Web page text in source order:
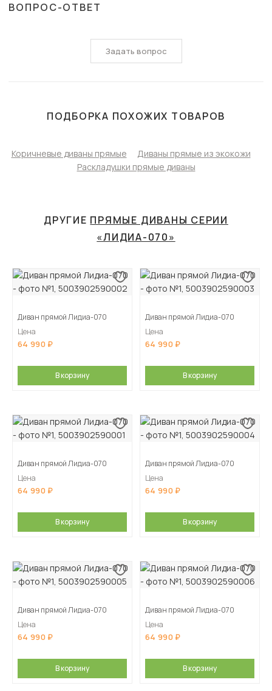
ВОПРОС-ОТВЕТ
Задать вопрос
ПОДБОРКА ПОХОЖИХ ТОВАРОВ
Коричневые диваны прямые
Диваны прямые из экокожи
Раскладушки прямые диваны
ДРУГИЕ ПРЯМЫЕ ДИВАНЫ СЕРИИ
«ЛИДИА-070»
Диван прямой Лидиа-070
Цена
64 990
В корзину
Диван прямой Лидиа-070
Цена
64 990
В корзину
Диван прямой Лидиа-070
Цена
64 990
В корзину
Диван прямой Лидиа-070
Цена
64 990
В корзину
Диван прямой Лидиа-070
Цена
64 990
В корзину
Диван прямой Лидиа-070
Цена
64 990
В корзину